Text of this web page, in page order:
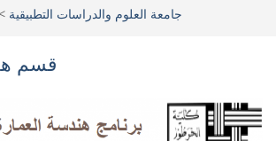
جامعة العلوم والدراسات التطبيقية >
قسم